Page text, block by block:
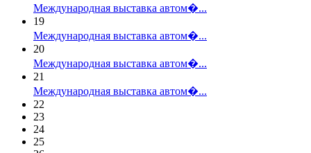
Международная выставка автом�...
19
Международная выставка автом�...
20
Международная выставка автом�...
21
Международная выставка автом�...
22
23
24
25